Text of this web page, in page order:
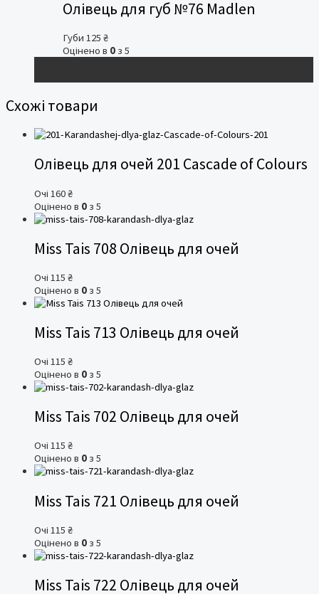
Олівець для губ №76 Madlen
Губи 125 ₴
Оцінено в 0 з 5
Схожі товари
Олівець для очей 201 Cascade of Colours
Очі 160₴
Оцінено в 0 з 5
Miss Tais 708 Олівець для очей
Очі 115 ₴
Оцінено в 0 з 5
Miss Tais 713 Олівець для очей
Очі 115 ₴
Оцінено в 0 з 5
Miss Tais 702 Олівець для очей
Очі 115 ₴
Оцінено в 0 з 5
Miss Tais 721 Олівець для очей
Очі 115 ₴
Оцінено в 0 з 5
Miss Tais 722 Олівець для очей